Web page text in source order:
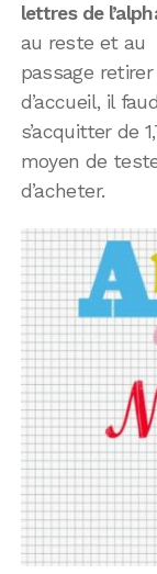
lettres de
au reste et au
passage retirer
d’accueil, il
s’acquitter de
moyen de
d’acheter.